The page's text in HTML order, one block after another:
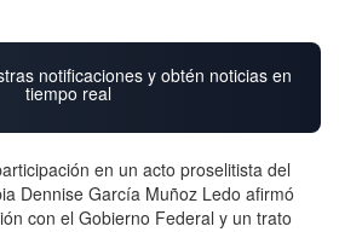
notificaciones y obtén noticias en
tiempo real
en un acto proselitista del
Dennise García Muñoz Ledo afirmó
con el Gobierno Federal y un trato